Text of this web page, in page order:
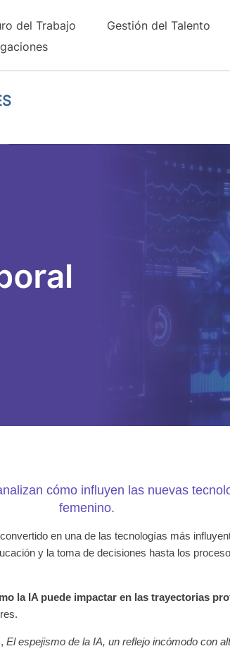
del Trabajo Gestión del Talento
cómo influyen las nuevas
femenino.
en una de las tecnologías más
y la toma de decisiones hasta los
la IA puede impactar en las trayectorias
El espejismo de la IA, un reflejo incómodo con